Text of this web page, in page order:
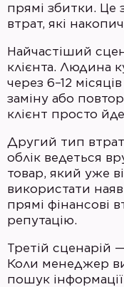
прямі збитки. Це
втрат, які
Найчастіший
клієнта. Людина
через 6–12
заміну або
клієнт просто
Другий тип
облік ведеться
товар, який уже
використати
прямі фінансові
репутацію.
Третій сценарій
Коли менеджер
пошук